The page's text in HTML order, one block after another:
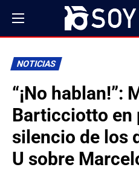
NOTICIAS
“¡No hablan!”:
Barticciotto en
silencio de los
U sobre